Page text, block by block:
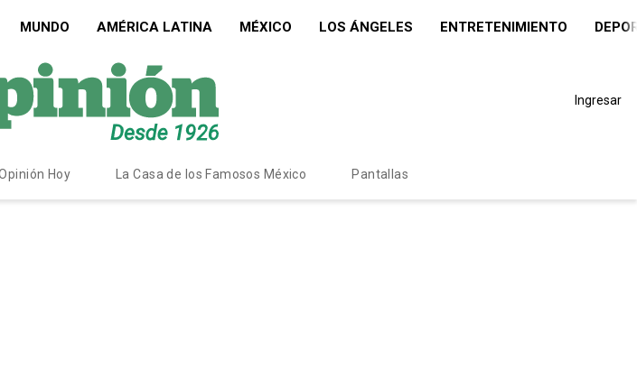
MUNDO AMÉRICA LATINA MÉXICO LOS ÁNGELES ENTRETENIMIENTO
Ingresar
Hoy La Casa de los Famosos México Pantallas